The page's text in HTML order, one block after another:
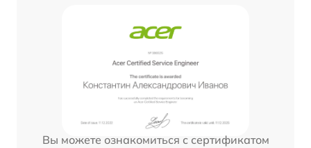
Вы можете ознакомиться с сертификатом